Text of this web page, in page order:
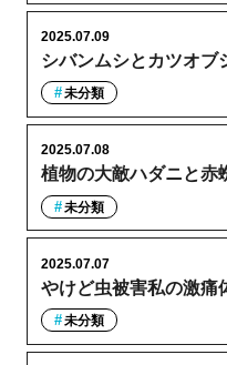
シバンムシとカツオブ
2025.07.09
未分類
植物の大敵ハダニと赤
2025.07.08
未分類
やけど虫被害私の激痛
2025.07.07
未分類